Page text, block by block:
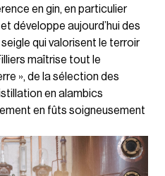
en gin, en particulier
développe aujourd’hui des
qui valorisent le terroir
maîtrise tout le
», de la sélection des
en alambics
en fûts soigneusement